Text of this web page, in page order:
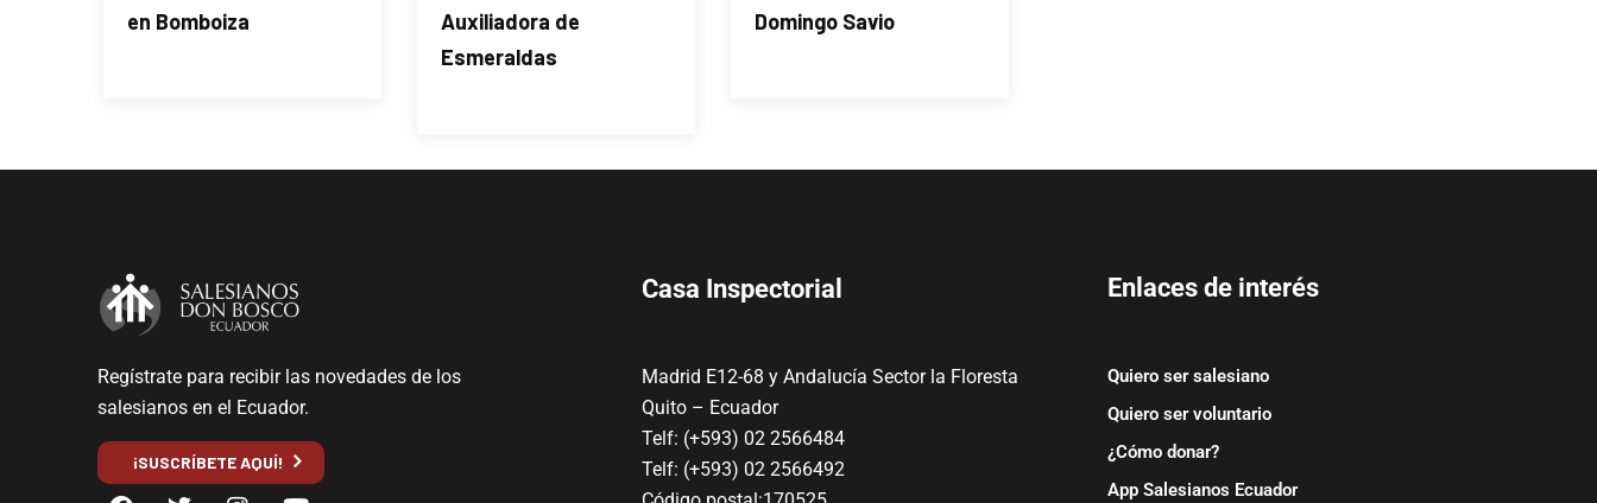
en Bomboiza
Auxiliadora de
Esmeraldas
Domingo Savio
Regístrate para recibir las novedades de los
salesianos en el Ecuador.
¡SUSCRÍBETE AQUÍ!
Casa Inspectorial
Madrid E12-68 y Andalucía Sector la Floresta
Quito – Ecuador
Telf: (+593) 02 2566484
Telf: (+593) 02 2566492
Enlaces de interés
Quiero ser salesiano
Quiero ser voluntario
¿Cómo donar?
App Salesianos Ecuador